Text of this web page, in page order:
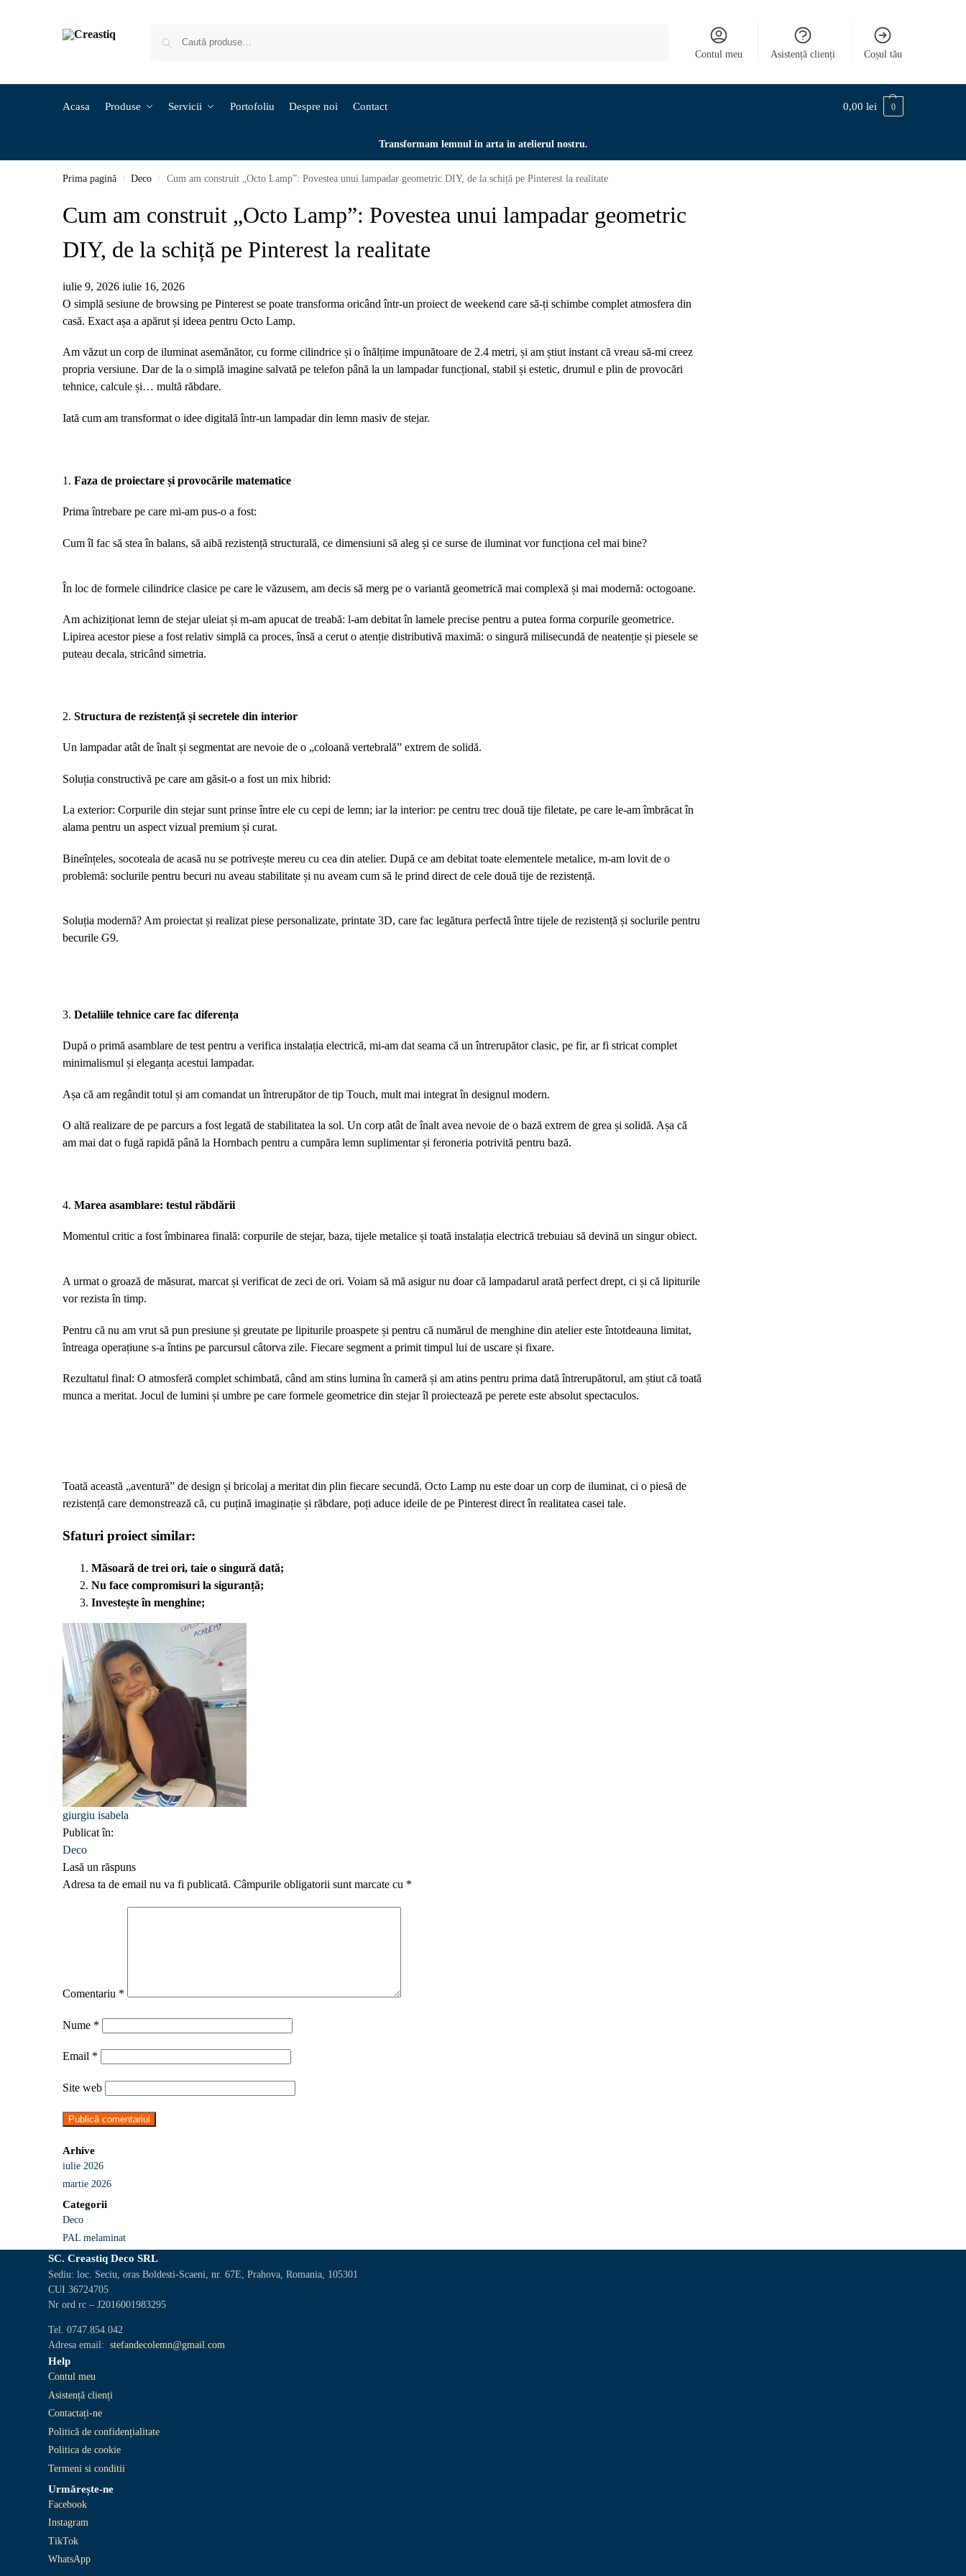
Contul meu Asistență clienți Coșul tău
Acasa Produse Servicii Portofoliu Despre noi Contact 0,00 lei 0
Transformam lemnul in arta in atelierul nostru.
Prima pagină / Deco / Cum am construit „Octo Lamp”: Povestea unui lampadar geometric DIY, de la schiță pe Pinterest la realitate
Cum am construit „Octo Lamp”: Povestea unui lampadar geometric
DIY, de la schiță pe Pinterest la realitate
iulie 9, 2026 iulie 16, 2026
O simplă sesiune de browsing pe Pinterest se poate transforma oricând într-un proiect de weekend care să-ți schimbe complet atmosfera din
casă. Exact așa a apărut și ideea pentru Octo Lamp.
Am văzut un corp de iluminat asemănător, cu forme cilindrice și o înălțime impunătoare de 2.4 metri, și am știut instant că vreau să-mi creez
propria versiune. Dar de la o simplă imagine salvată pe telefon până la un lampadar funcțional, stabil și estetic, drumul e plin de provocări
tehnice, calcule și… multă răbdare.
Iată cum am transformat o idee digitală într-un lampadar din lemn masiv de stejar.
1. Faza de proiectare și provocările matematice
Prima întrebare pe care mi-am pus-o a fost:
Cum îl fac să stea în balans, să aibă rezistență structurală, ce dimensiuni să aleg și ce surse de iluminat vor funcționa cel mai bine?
În loc de formele cilindrice clasice pe care le văzusem, am decis să merg pe o variantă geometrică mai complexă și mai modernă: octogoane.
Am achiziționat lemn de stejar uleiat și m-am apucat de treabă: l-am debitat în lamele precise pentru a putea forma corpurile geometrice.
Lipirea acestor piese a fost relativ simplă ca proces,însă a cerut o atenție distributivă maximă: o singură milisecundă de neatenție și piesele se
puteau decala, stricând simetria.
2. Structura de rezistență și secretele din interior
Un lampadar atât de înalt și segmentat are nevoie de o „coloană vertebrală” extrem de solidă.
Soluția constructivă pe care am găsit-o a fost un mix hibrid:
La exterior: Corpurile din stejar sunt prinse între ele cu cepi de lemn; iar la interior: pe centru trec două tije filetate, pe care le-am îmbrăcat în
alama pentru un aspect vizual premium și curat.
Bineînțeles, socoteala de acasă nu se potrivește mereu cu cea din atelier. După ce am debitat toate elementele metalice, m-am lovit de o
problemă: soclurile pentru becuri nu aveau stabilitate și nu aveam cum să le prind direct de cele două tije de rezistență.
Soluția modernă? Am proiectat și realizat piese personalizate, printate 3D, care fac legătura perfectă între tijele de rezistență și soclurile pentru
becurile G9.
3. Detaliile tehnice care fac diferența
După o primă asamblare de test pentru a verifica instalația electrică, mi-am dat seama că un întrerupător clasic, pe fir, ar fi stricat complet
minimalismul și eleganța acestui lampadar.
Așa că am regândit totul și am comandat un întrerupător de tip Touch, mult mai integrat în designul modern.
O altă realizare de pe parcurs a fost legată de stabilitatea la sol. Un corp atât de înalt avea nevoie de o bază extrem de grea și solidă. Așa că
am mai dat o fugă rapidă până la Hornbach pentru a cumpăra lemn suplimentar și feroneria potrivită pentru bază.
4. Marea asamblare: testul răbdării
Momentul critic a fost îmbinarea finală: corpurile de stejar, baza, tijele metalice și toată instalația electrică trebuiau să devină un singur obiect.
A urmat o groază de măsurat, marcat și verificat de zeci de ori. Voiam să mă asigur nu doar că lampadarul arată perfect drept, ci și că lipiturile
vor rezista în timp.
Pentru că nu am vrut să pun presiune și greutate pe lipiturile proaspete și pentru că numărul de menghine din atelier este întotdeauna limitat,
întreaga operațiune s-a întins pe parcursul câtorva zile. Fiecare segment a primit timpul lui de uscare și fixare.
Rezultatul final: O atmosferă complet schimbată, când am stins lumina în cameră și am atins pentru prima dată întrerupătorul, am știut că toată
munca a meritat. Jocul de lumini și umbre pe care formele geometrice din stejar îl proiectează pe perete este absolut spectaculos.
Toată această „aventură” de design și bricolaj a meritat din plin fiecare secundă. Octo Lamp nu este doar un corp de iluminat, ci o piesă de
rezistență care demonstrează că, cu puțină imaginație și răbdare, poți aduce ideile de pe Pinterest direct în realitatea casei tale.
Sfaturi proiect similar:
Măsoară de trei ori, taie o singură dată;
Nu face compromisuri la siguranță;
Investește în menghine;
giurgiu isabela
Publicat în:
Deco
Lasă un răspuns
Adresa ta de email nu va fi publicată. Câmpurile obligatorii sunt marcate cu *
Comentariu *
Nume *
Email *
Site web
Arhive
iulie 2026
martie 2026
Categorii
Deco
PAL melaminat
SC. Creastiq Deco SRL
Sediu: loc. Seciu, oras Boldesti-Scaeni, nr. 67E, Prahova, Romania, 105301
CUI 36724705
Nr ord rc – J2016001983295
Tel. 0747.854.042
Adresa email: stefandecolemn@gmail.com
Help
Contul meu
Asistență clienți
Contactați-ne
Politică de confidențialitate
Politica de cookie
Termeni si conditii
Urmărește-ne
Facebook
Instagram
TikTok
WhatsApp